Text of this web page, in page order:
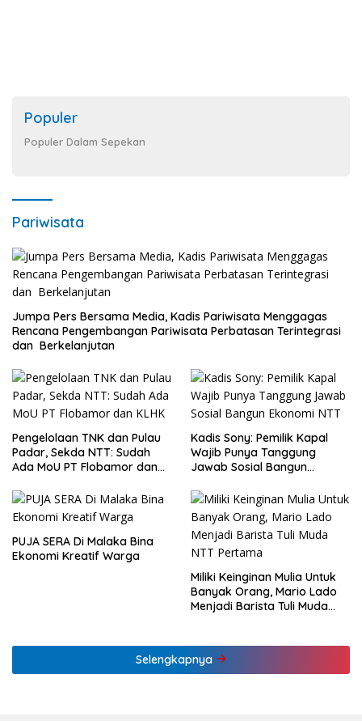
Populer
Populer Dalam Sepekan
Pariwisata
Jumpa Pers Bersama Media, Kadis Pariwisata Menggagas
Rencana Pengembangan Pariwisata Perbatasan Terintegrasi
dan Berkelanjutan
Pengelolaan TNK dan Pulau
Padar, Sekda NTT: Sudah
Ada MoU PT Flobamor dan
Kadis Sony: Pemilik Kapal
Wajib Punya Tanggung
Jawab Sosial Bangun
PUJA SERA Di Malaka Bina
Ekonomi Kreatif Warga
Miliki Keinginan Mulia Untuk
Banyak Orang, Mario Lado
Menjadi Barista Tuli Muda
Selengkapnya